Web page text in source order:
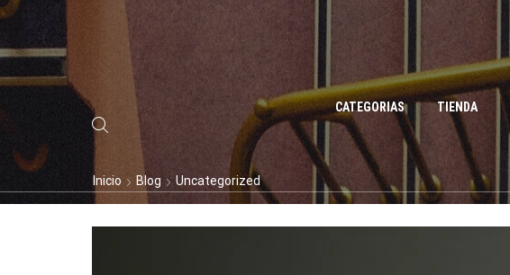
CATEGORIAS TIENDA
Inicio Blog Uncategorized